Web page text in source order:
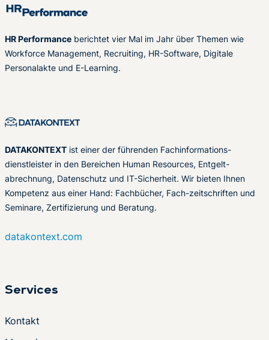
HR Performance berichtet vier Mal im Jahr über Themen wie
Workforce Management, Recruiting, HR-Software, Digitale
Personalakte und E-Learning.
DATAKONTEXT ist einer der führenden Fachinformations-
dienstleister in den Bereichen Human Resources, Entgelt-
abrechnung, Datenschutz und IT-Sicherheit. Wir bieten Ihnen
Kompetenz aus einer Hand: Fachbücher, Fach-zeitschriften und
Seminare, Zertifizierung und Beratung.
datakontext.com
Services
Kontakt